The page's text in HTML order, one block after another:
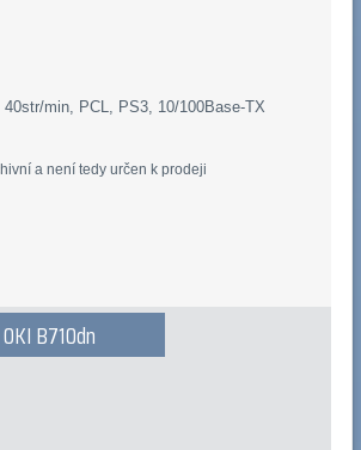
min, PCL, PS3, 10/100Base-TX
a není tedy určen k prodeji
OKI B710dn